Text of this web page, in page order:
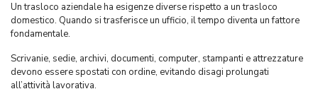
Un trasloco aziendale ha esigenze diverse rispetto a un trasloco
domestico. Quando si trasferisce un ufficio, il tempo diventa un fattore
fondamentale.
Scrivanie, sedie, archivi, documenti, computer, stampanti e attrezzature
devono essere spostati con ordine, evitando disagi prolungati
all’attività lavorativa.